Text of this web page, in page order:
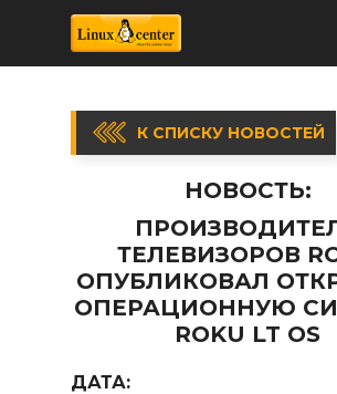
К СПИСКУ НОВОСТЕЙ
НОВОСТЬ:
ТЕЛЕВИЗОРОВ
ОПУБЛИКОВАЛ
ОПЕРАЦИОННУЮ
ROKU LT OS
ДАТА: